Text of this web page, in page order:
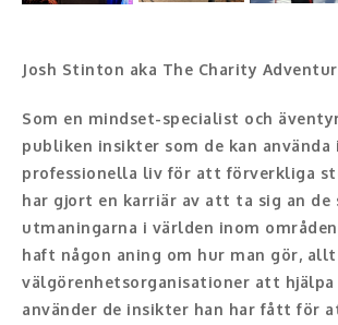
Radio och TV-profiler
Underhållning och event
Event
Humoristiska föredrag
Josh Stinton aka The Charity
Som en mindset-specialist och
publiken insikter som de kan använda
professionella liv för att förverkliga
har gjort en karriär av att ta sig an de
utmaningarna i världen inom
haft någon aning om hur man gör,
välgörenhetsorganisationer att hjälpa
använder de insikter han har fått för